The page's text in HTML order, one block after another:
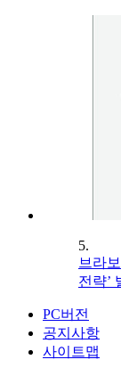
5.
브라
전략’
PC버전
공지사항
사이트맵